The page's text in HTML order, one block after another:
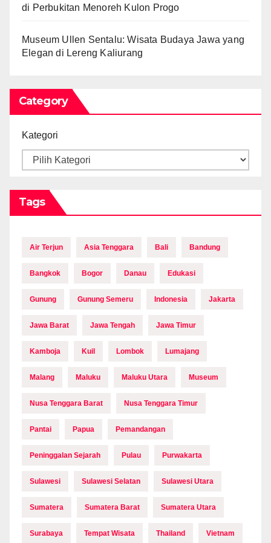
di Perbukitan Menoreh Kulon Progo
Museum Ullen Sentalu: Wisata Budaya Jawa yang
Elegan di Lereng Kaliurang
Category
Kategori
Tags
Air Terjun Asia Tenggara Bali Bandung
Bangkok Bogor Danau Edukasi
Gunung Gunung Semeru Indonesia Jakarta
Jawa Barat Jawa Tengah Jawa Timur
Kamboja Kuil Lombok Lumajang
Malang Maluku Maluku Utara Museum
Nusa Tenggara Barat Nusa Tenggara Timur
Pantai Papua Pemandangan
Peninggalan Sejarah Pulau Purwakarta
Sulawesi Sulawesi Selatan Sulawesi Utara
Sumatera Sumatera Barat Sumatera Utara
Surabaya Tempat Wisata Thailand Vietnam